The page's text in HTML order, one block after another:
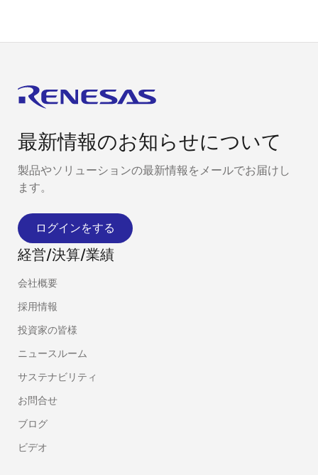
最新情報のお知らせについて
製品やソリューションの最新情報をメールでお届けし
ます。
ログインをする
経営/決算/業績
会社概要
採用情報
投資家の皆様
ニュースルーム
サステナビリティ
お問合せ
ブログ
ビデオ